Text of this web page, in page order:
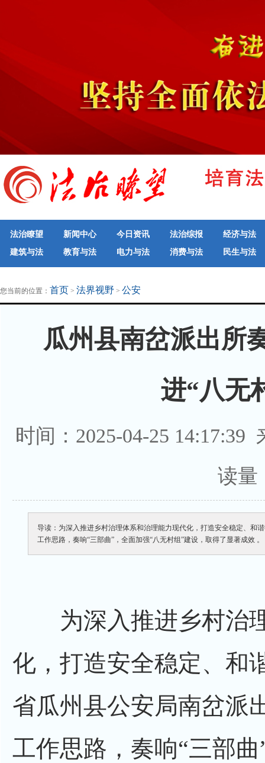
法治瞭望 新闻中心 今日资讯 法治综报
经济与法
建筑与法
教育与法 电力与法 消费与法
民生与法
地方法治联播
律师律所
您当前的位置： 首页 > 法界视野 > 公安
瓜州县南岔派出所
进“八无
时间：2025-04-25 14:17:39
读量
导读：为深入推进乡村治理体系和治理能力现代化，打造安全稳定、和
工作思路，奏响“三部曲”，全面加强“八无村组”建设，取得了显著成效 。
为深入推进乡村治
化，打造安全稳定、和
省瓜州县公安局南岔派
工作思路，奏响“三部